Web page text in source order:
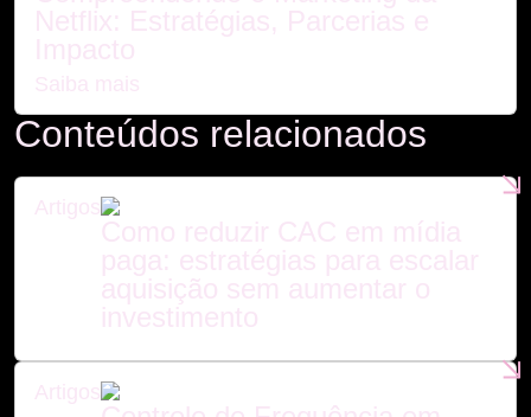
Netflix: Estratégias, Parcerias e
Impacto
Saiba mais
Conteúdos relacionados
Artigos
Como reduzir CAC em mídia
paga: estratégias para escalar
aquisição sem aumentar o
investimento
Artigos